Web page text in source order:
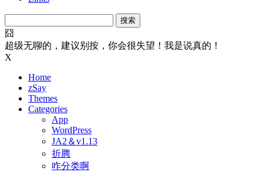
索：
囧
超级无聊的，建议别按，你会很失望！我是说真的！
X
Home
zSay
Themes
Categories
App
WordPress
JA2＆v1.13
折腾
咋分类啊